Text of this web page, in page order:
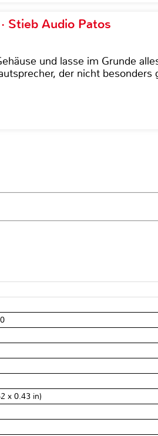
Stieb Audio Patos
und lasse im Grunde
der nicht besonders
x 0.43 in)